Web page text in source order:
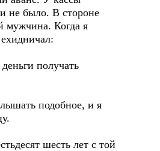
не было. В стороне
мужчина. Когда я
получать
подобное, и я
шесть лет с той